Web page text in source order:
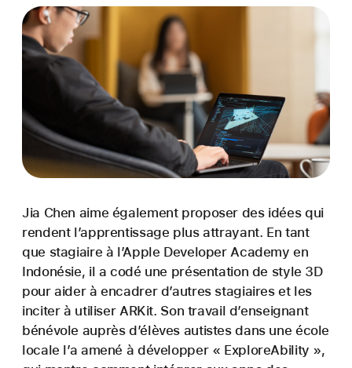
Jia Chen aime également proposer des idées qui
rendent l’apprentissage plus attrayant. En tant
que stagiaire à l’Apple Developer Academy en
Indonésie, il a codé une présentation de style 3D
pour aider à encadrer d’autres stagiaires et les
inciter à utiliser ARKit. Son travail d’enseignant
bénévole auprès d’élèves autistes dans une école
locale l’a amené à développer « ExploreAbility »,